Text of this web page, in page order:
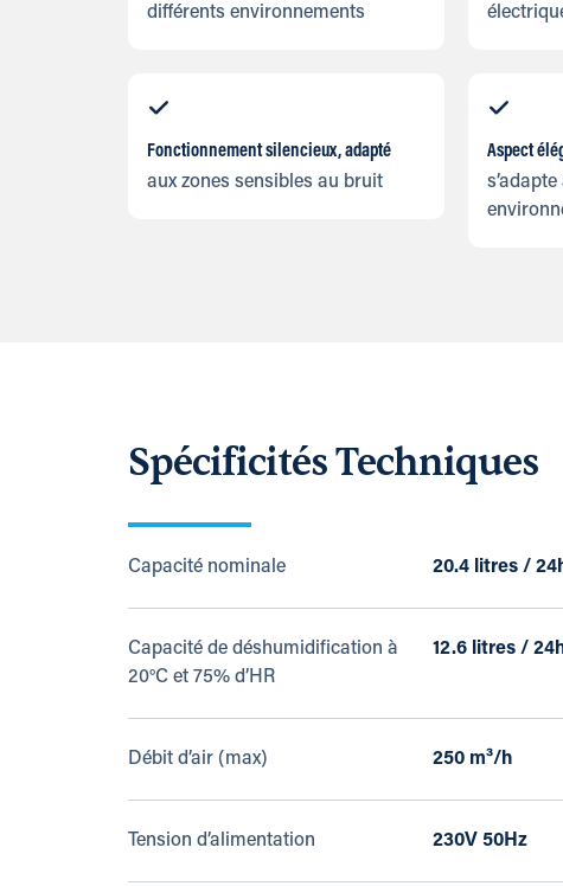
différents environnements
Fonctionnement silencieux, adapté
aux zones sensibles au bruit
Aspect
Spécificités Techniques
Capacité nominale 20.4 litres /
Capacité de déshumidification à
20°C et 75% d’HR
12.6 litres /
Débit d’air (max) 250 m³/h
Tension d’alimentation 230V 50Hz